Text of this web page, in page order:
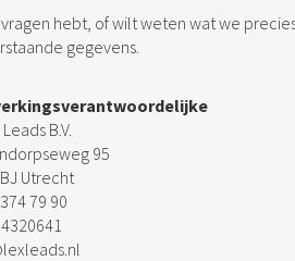
vragen hebt, of wilt weten wat we
gegevens.
B.V.
95
Utrecht
79 90